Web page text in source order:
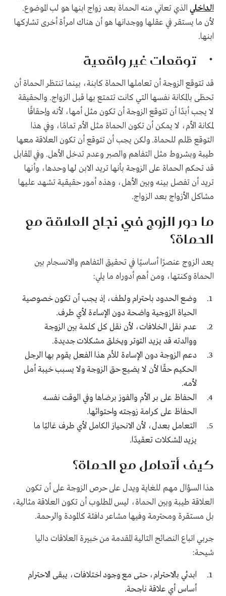
الداخلي الذي تعاني منه الحماة بعد زواج ابنها هو لب الموضوع.
لأن ما يستقر في عقلها ووجدانها هو أن هناك امرأة أخرى تشاركها
ابنها.
توقعات غير واقعية
قد تتوقع الزوجة أن تعاملها الحماة كابنة، بينما تنتظر الحماة أن
تحظى بالمكانة نفسها التي كانت تتمتع بها قبل الزواج. والحقيقة
لا يجب أبدًا أن تتوقع الزوجة أن تكون مثل أمها، لأنه وإحقاقًا
لمكانة الأم، لا يمكن أن تكون الحماة مثل الأم تمامًا، وفي هذا
التوقع ظلم للحماة. ولكن يجب أن تتوقع أن تكون العلاقة معها
طيبة وبشروط مثل التفاهم والصبر وعدم تدخل الأهل. وفي المقابل
قد تحكم الحماة على الزوجة بأنها تريد الابن لها وحدها، وأنها
تريد أن تفصل بينه وبين الأهل، وهذه أمور حقيقية تشهد عليها
مشاكل الأزواج بعد الزواج.
ما دور الزوج في نجاح العلاقة مع
الحماة؟
يعد الزوج عنصرًا أساسيًا في تحقيق التفاهم والانسجام بين
الحماة وكنتها، ومن أهم أدوراه ما يلي:
وضع الحدود باحترام ولطف، إذ يجب أن تكون خصوصية
الحياة الزوجية واضحة دون الإساءة لأي طرف.
عدم نقل الخلافات، لأن نقل كل كلمة بين الزوجة
ووالدته قد يزيد التوتر ويخلق مشكلات جديدة.
دعم الزوجة دون الإساءة للأم هذا الفعل يقوم بها الرجل
الحكيم حقًا لأن لا يضيع حق الزوجة ولا يسبب خيبة أمل
لأمه.
الحفاظ على بر الأم والفوز برضاها وفي الوقت نفسه
الحفاظ على كرامة زوجته واحتوائها.
التعامل بعدل، لأن الانحياز الكامل لأي طرف غالبًا ما
يزيد المشكلات تعقيدًا.
كيف أتعامل مع الحماة؟
هذا السؤال مهم للغاية ويدل على حرص الزوجة على أن تكون
العلاقة طيبة وبين الحماة، ليس المطلوب أن تكون العلاقة مثالية،
بل مستقرة ومحترمة وفيها مشاعر دافئة كالمودة والرحمة.
جربي اتباع النصائح التالية المقدمة من خبيرة العلاقات داليا
شيحة:
ابدئي بالاحترام، حتى مع وجود اختلافات، يبقى الاحترام
أساس أي علاقة ناجحة.